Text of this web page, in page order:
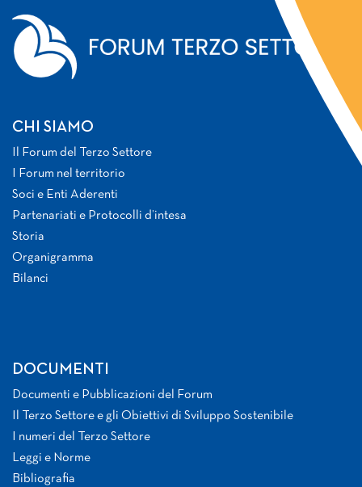
CHI SIAMO
Il Forum del Terzo Settore
I Forum nel territorio
Soci e Enti Aderenti
Partenariati e Protocolli d’intesa
Storia
Organigramma
Bilanci
DOCUMENTI
Documenti e Pubblicazioni del Forum
Il Terzo Settore e gli Obiettivi di Sviluppo Sostenibile
I numeri del Terzo Settore
Leggi e Norme
Bibliografia